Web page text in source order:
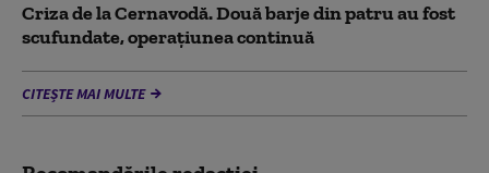
Criza de la Cernavodă. Două barje din patru au fost
scufundate, operațiunea continuă
CITEȘTE MAI MULTE